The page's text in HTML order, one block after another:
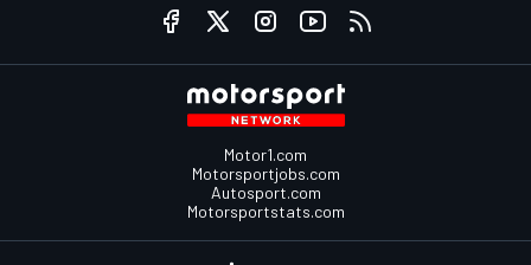
Motor1.com
Motorsportjobs.com
Autosport.com
Motorsportstats.com